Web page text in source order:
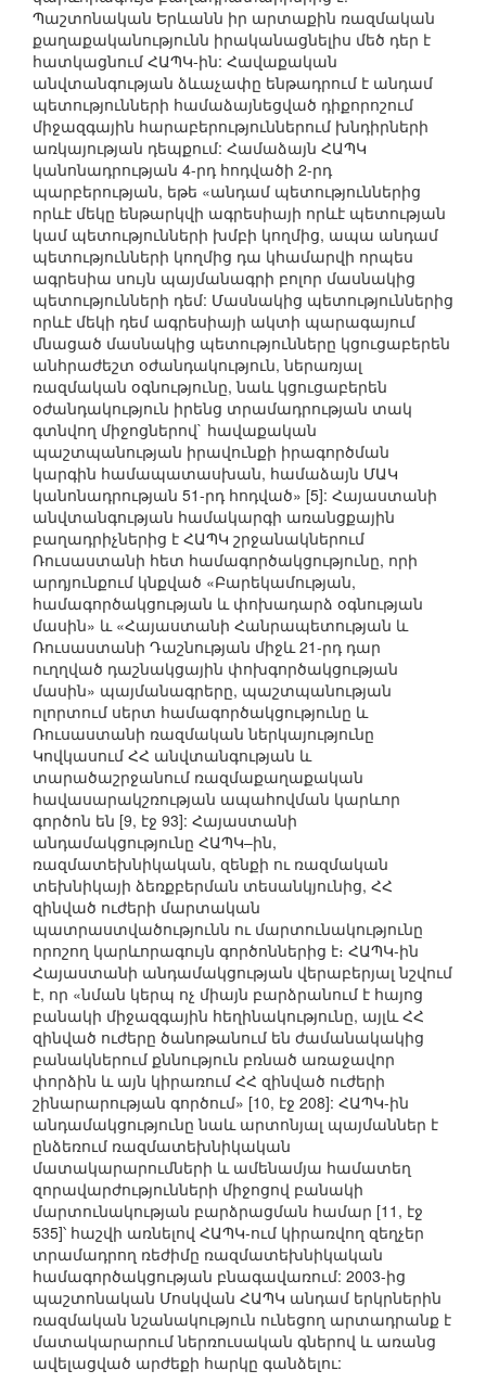
Պաշտոնական Երևանն իր արտաքին ռազմական
քաղաքականությունն իրականացնելիս մեծ դեր է
հատկացնում ՀԱՊԿ-ին: Հավաքական
անվտանգության ձևաչափը ենթադրում է անդամ
պետությունների համաձայնեցված դիքորոշում
միջազգային հարաբերություններում խնդիրների
առկայության դեպքում: Համաձայն ՀԱՊԿ
կանոնադրության 4-րդ հոդվածի 2-րդ
պարբերության, եթե «անդամ պետություններից
որևէ մեկը ենթարկվի ագրեսիայի որևէ պետության
կամ պետությունների խմբի կողմից, ապա անդամ
պետությունների կողմից դա կհամարվի որպես
ագրեսիա սույն պայմանագրի բոլոր մասնակից
պետությունների դեմ: Մասնակից պետություններից
որևէ մեկի դեմ ագրեսիայի ակտի պարագայում
մնացած մասնակից պետությունները կցուցաբերեն
անհրաժեշտ օժանդակություն, ներառյալ
ռազմական օգնությունը, նաև կցուցաբերեն
օժանդակություն իրենց տրամադրության տակ
գտնվող միջոցներով` հավաքական
պաշտպանության իրավունքի իրագործման
կարգին համապատասխան, համաձայն ՄԱԿ
կանոնադրության 51-րդ հոդված» [5]: Հայաստանի
անվտանգության համակարգի առանցքային
բաղադրիչներից է ՀԱՊԿ շրջանակներում
Ռուսաստանի հետ համագործակցությունը, որի
արդյունքում կնքված «Բարեկամության,
համագործակցության և փոխադարձ օգնության
մասին» և «Հայաստանի Հանրապետության և
Ռուսաստանի Դաշնության միջև 21-րդ դար
ուղղված դաշնակցային փոխգործակցության
մասին» պայմանագրերը, պաշտպանության
ոլորտում սերտ համագործակցությունը և
Ռուսաստանի ռազմական ներկայությունը
Կովկասում ՀՀ անվտանգության և
տարածաշրջանում ռազմաքաղաքական
հավասարակշռության ապահովման կարևոր
գործոն են [9, էջ 93]: Հայաստանի
անդամակցությունը ՀԱՊԿ–ին,
ռազմատեխնիկական, զենքի ու ռազմական
տեխնիկայի ձեռքբերման տեսանկյունից, ՀՀ
զինված ուժերի մարտական
պատրաստվածությունն ու մարտունակությունը
որոշող կարևորագույն գործոններից է։ ՀԱՊԿ-ին
Հայաստանի անդամակցության վերաբերյալ նշվում
է, որ «նման կերպ ոչ միայն բարձրանում է հայոց
բանակի միջազգային հեղինակությունը, այլև ՀՀ
զինված ուժերը ծանոթանում են ժամանակակից
բանակներում քննություն բռնած առաջավոր
փորձին և այն կիրառում ՀՀ զինված ուժերի
շինարարության գործում» [10, էջ 208]: ՀԱՊԿ-ին
անդամակցությունը նաև արտոնյալ պայմաններ է
ընձեռում ռազմատեխնիկական
մատակարարումների և ամենամյա համատեղ
զորավարժությունների միջոցով բանակի
մարտունակության բարձրացման համար [11, էջ
535]՝ հաշվի առնելով ՀԱՊԿ-ում կիրառվող զեղչեր
տրամադրող ռեժիմը ռազմատեխնիկական
համագործակցության բնագավառում: 2003-ից
պաշտոնական Մոսկվան ՀԱՊԿ անդամ երկրներին
ռազմական նշանակություն ունեցող արտադրանք է
մատակարարում ներռուսական գներով և առանց
ավելացված արժեքի հարկը գանձելու: